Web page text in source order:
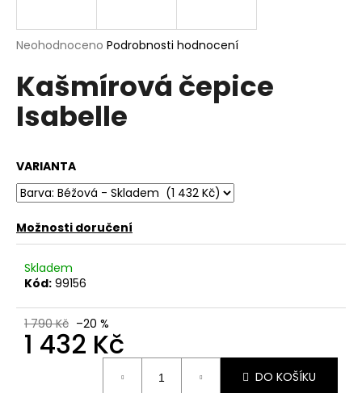
Průměrné
produktu
je
0,0
Neohodnoceno Podrobnosti hodnocení
Kašmírová čepice
Isabelle
VARIANTA
Možnosti doručení
Skladem
Kód: 99156
1 790 Kč –20 %
1 432 Kč
DO KOŠÍKU
j
t
?
HLEDAT
o
p
o